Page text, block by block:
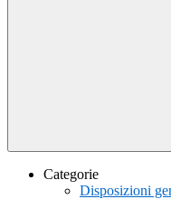
Categorie
Disposizioni